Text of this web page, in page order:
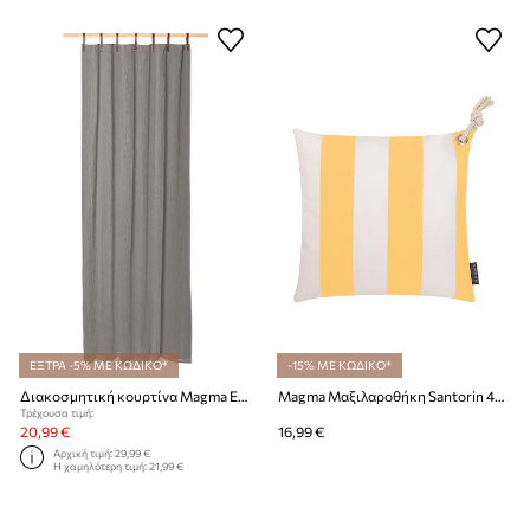
ΕΞΤΡΑ -5% ΜΕ ΚΩΔΙΚΟ*
Διακοσμητική κουρτίνα Magma Evi Curtain 135 x 245 cm
Τρέχουσα τιμή:
20,99 €
Αρχική τιμή:29,99 €
Η χαμηλότερη τιμή:21,99 €
-15% ΜΕ ΚΩΔΙΚΟ*
Magma Μαξιλαροθήκη Santorin 40 x 40 cm
16,99 €